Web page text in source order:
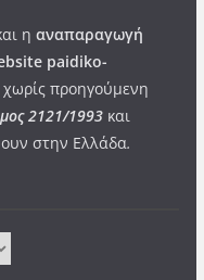
η αναπαραγωγή
paidiko-
προηγούμενη
2121/1993και
στην Ελλάδα.